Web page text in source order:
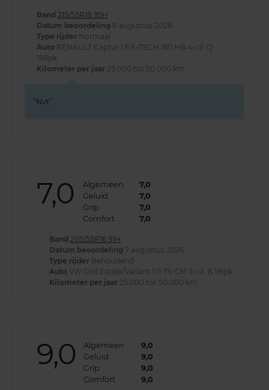
Band 215/55R18 95H
Datum beoordeling 8 augustus 2026
Type rijder Normaal
Auto RENAULT Captur 1.6 E-TECH 160 HB 4-cil. Q
158pk
Kilometer per jaar 25.000 tot 50.000 km
Nvt
7,0 Algemeen
7,0
Geluid
7,0
Grip
7,0
Comfort
7,0
Band 205/55R16 91H
Datum beoordeling 7 augustus 2026
Type rijder Behoudend
Auto VW Golf Estate/Variant 1.0 TSi CM 3-cil. B 116pk
Kilometer per jaar 25.000 tot 50.000 km
9,0 Algemeen
9,0
Geluid
9,0
Grip
9,0
Comfort
9,0